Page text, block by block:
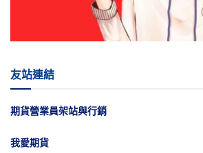
友站連結
期貨營業員架站與行銷
我愛期貨